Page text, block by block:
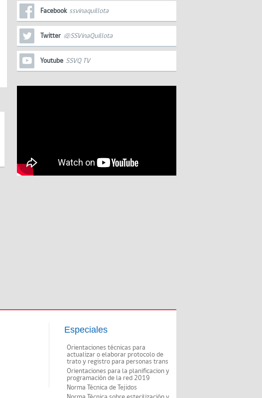
Facebook ssvinaquillota
Twitter @SSVinaQuillota
Youtube SSVQ TV
Especiales
Orientaciones técnicas para
actualizar o elaborar protocolo de
trato y registro para personas trans
Orientaciones para la planificacion y
programación de la red 2019
Norma Técnica de Tejidos